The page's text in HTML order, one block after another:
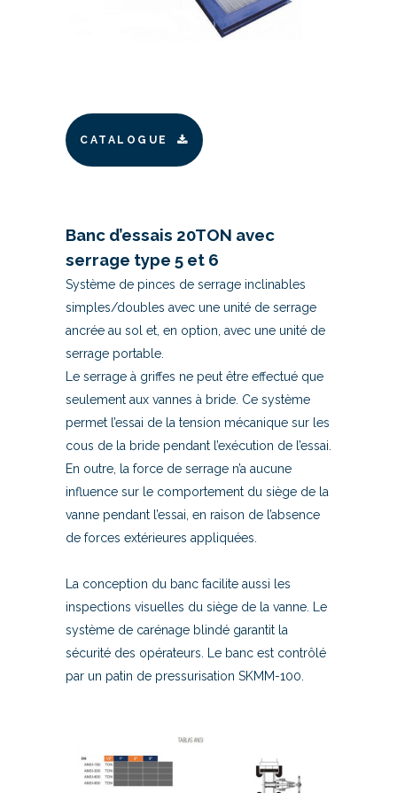
CATALOGUE
Banc d’essais 20TON avec
serrage type 5 et 6
Système de pinces de serrage inclinables
simples/doubles avec une unité de serrage
ancrée au sol et, en option, avec une unité de
serrage portable.
Le serrage à griffes ne peut être effectué que
seulement aux vannes à bride. Ce système
permet l’essai de la tension mécanique sur les
cous de la bride pendant l’exécution de l’essai.
En outre, la force de serrage n’a aucune
influence sur le comportement du siège de la
vanne pendant l’essai, en raison de l’absence
de forces extérieures appliquées.
La conception du banc facilite aussi les
inspections visuelles du siège de la vanne. Le
système de carénage blindé garantit la
sécurité des opérateurs. Le banc est contrôlé
par un patin de pressurisation SKMM-100.